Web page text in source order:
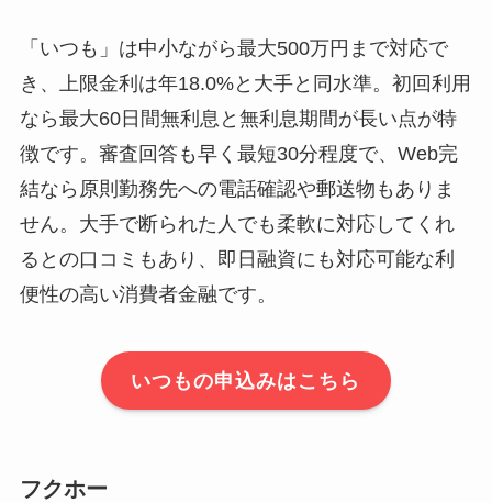
「いつも」は中小ながら最大500万円まで対応で
き、上限金利は年18.0%と大手と同水準。初回利用
なら最大60日間無利息と無利息期間が長い点が特
徴です。審査回答も早く最短30分程度で、Web完
結なら原則勤務先への電話確認や郵送物もありま
せん。大手で断られた人でも柔軟に対応してくれ
るとの口コミもあり、即日融資にも対応可能な利
便性の高い消費者金融です。
いつもの申込みはこちら
フクホー